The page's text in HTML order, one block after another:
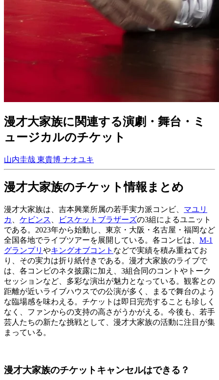
漫才大家族に関連する演劇・舞台・ミ
ュージカルのチケット
山内圭哉 東貴博 ナオユキ
漫才大家族のチケット情報まとめ
漫才大家族は、吉本興業所属の若手実力派コンビ、 マユリ
カ
ケビンス ビスケットブラザーズの3組によるユニット
である。2023年から始動し、東京・大阪・名古屋・福岡など
全国各地でライブツアーを展開している。各コンビは、 M-1
グランプリ やキングオブコント などで実績を積み重ねてお
り、その実力は折り紙付きである。漫才大家族のライブで
は、各コンビのネタ披露に加え、3組合同のコントやトーク
セッションなど、多彩な演出が魅力となっている。観客との
距離が近いライブハウスでの公演が多く、まるで舞台のよう
な臨場感を味わえる。チケットは即日完売することも珍しく
なく、ファンからの支持の高さがうかがえる。今後も、若手
芸人たちの新たな挑戦として、漫才大家族の活動に注目が集
まっている。
漫才大家族のチケットキャンセルはできる？